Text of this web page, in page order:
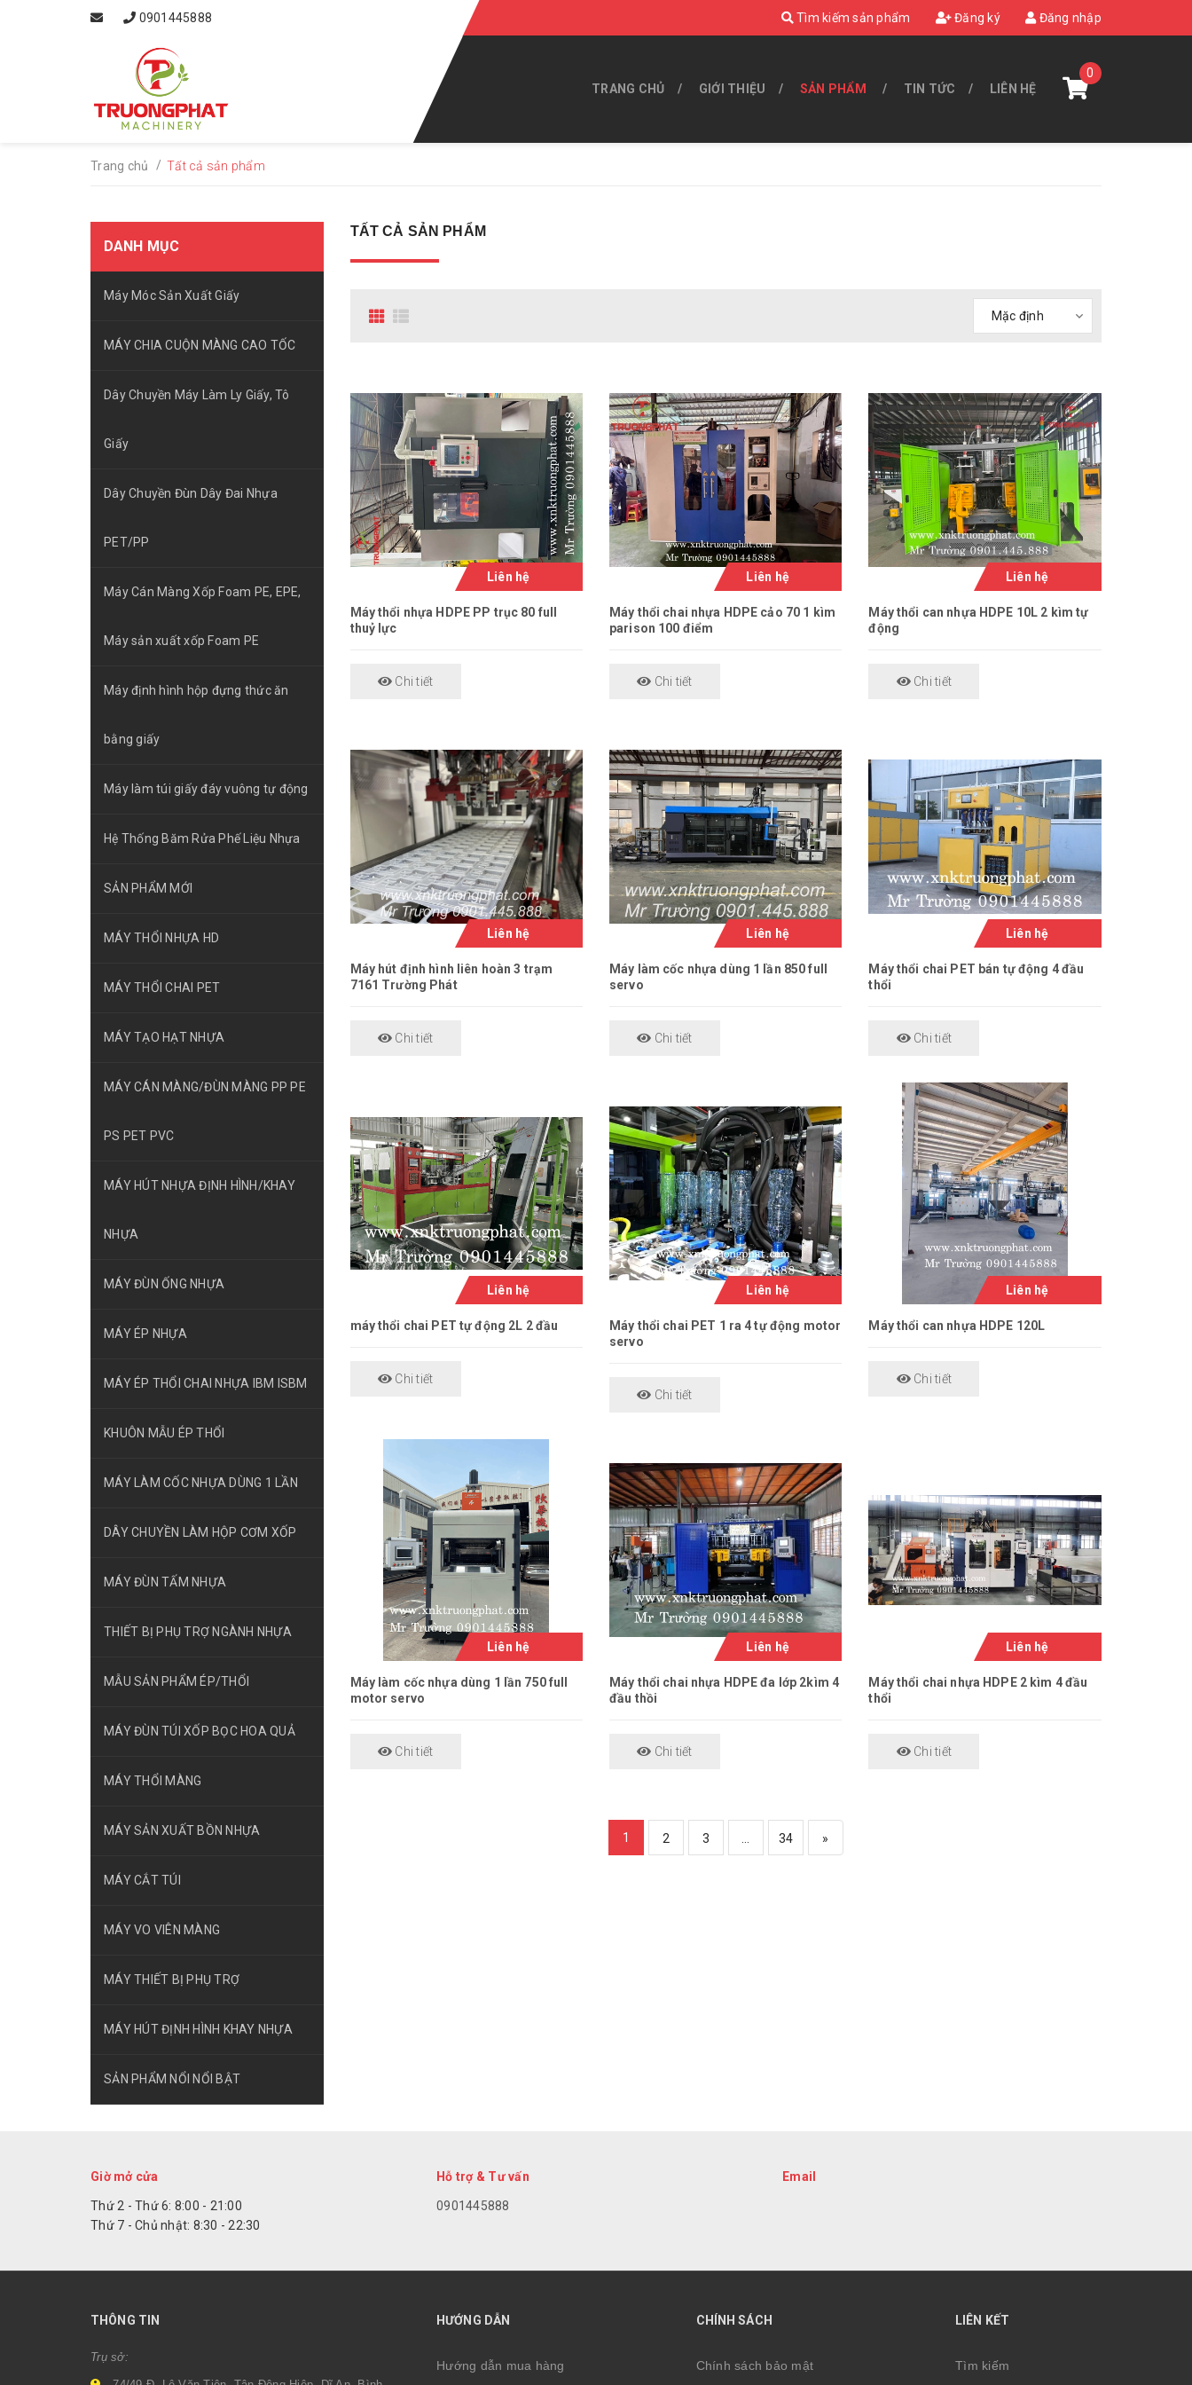
0901445888 Tìm kiếm sản phẩm Đăng ký Đăng nhập
TRANG CHỦ GIỚI THIỆU SẢN PHẨM TIN TỨC LIÊN HỆ
0
Trang chủ / Tất cả sản phẩm
TẤT CẢ SẢN PHẨM
Liên hệ
Máy thổi nhựa HDPE PP trục 80 full
thuỷ lực
Chi tiết
Liên hệ
Máy thổi chai nhựa HDPE cảo 70 1 kìm
parison 100 điểm
Chi tiết
Liên hệ
Máy thổi can nhựa HDPE 10L 2 kìm tự
động
Chi tiết
Liên hệ
Máy hút định hình liên hoàn 3 trạm
7161 Trường Phát
Chi tiết
Liên hệ
Máy làm cốc nhựa dùng 1 lần 850 full
servo
Chi tiết
Liên hệ
Máy thổi chai PET bán tự động 4 đầu
thổi
Chi tiết
Liên hệ
máy thổi chai PET tự động 2L 2 đầu
Chi tiết
Liên hệ
Máy thổi chai PET 1 ra 4 tự động motor
servo
Chi tiết
Liên hệ
Máy thổi can nhựa HDPE 120L
Chi tiết
Liên hệ
Máy làm cốc nhựa dùng 1 lần 750 full
motor servo
Chi tiết
Liên hệ
Máy thổi chai nhựa HDPE đa lớp 2kìm 4
đầu thồi
Chi tiết
Liên hệ
Máy thổi chai nhựa HDPE 2 kìm 4 đầu
thổi
Chi tiết
1 2 3 34 »
DANH MỤC
Máy Móc Sản Xuất Giấy
MÁY CHIA CUỘN MÀNG CAO TỐC
Dây Chuyền Máy Làm Ly Giấy, Tô
Giấy
Dây Chuyền Đùn Dây Đai Nhựa
PET/PP
Máy Cán Màng Xốp Foam PE, EPE,
Máy sản xuất xốp Foam PE
Máy định hình hộp đựng thức ăn
bằng giấy
Máy làm túi giấy đáy vuông tự động
Hệ Thống Băm Rửa Phế Liệu Nhựa
SẢN PHẨM MỚI
MÁY THỔI NHỰA HD
MÁY THỔI CHAI PET
MÁY TẠO HẠT NHỰA
MÁY CÁN MÀNG/ĐÙN MÀNG PP PE
PS PET PVC
MÁY HÚT NHỰA ĐỊNH HÌNH/KHAY
NHỰA
MÁY ĐÙN ỐNG NHỰA
MÁY ÉP NHỰA
MÁY ÉP THỔI CHAI NHỰA IBM ISBM
KHUÔN MẪU ÉP THỔI
MÁY LÀM CỐC NHỰA DÙNG 1 LẦN
DÂY CHUYỀN LÀM HỘP CƠM XỐP
MÁY ĐÙN TẤM NHỰA
THIẾT BỊ PHỤ TRỢ NGÀNH NHỰA
MẪU SẢN PHẨM ÉP/THỔI
MÁY ĐÙN TÚI XỐP BỌC HOA QUẢ
MÁY THỔI MÀNG
MÁY SẢN XUẤT BỒN NHỰA
MÁY CẮT TÚI
MÁY VO VIÊN MÀNG
MÁY THIẾT BỊ PHỤ TRỢ
MÁY HÚT ĐỊNH HÌNH KHAY NHỰA
SẢN PHẨM NỔI NỔI BẬT
Giờ mở cửa
Thứ 2 - Thứ 6: 8:00 - 21:00
Thứ 7 - Chủ nhật: 8:30 - 22:30
Hỗ trợ & Tư vấn
0901445888
Email
THÔNG TIN
Trụ sở:
HƯỚNG DẪN
Hướng dẫn mua hàng
CHÍNH SÁCH
Chính sách bảo mật
LIÊN KẾT
Tìm kiếm